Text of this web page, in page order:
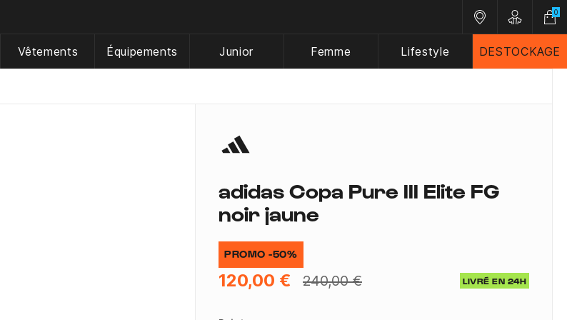
Nos magasins
Customer
0
Vêtements Équipements Junior Femme Lifestyle DESTOCKAGE
adidas Copa Pure III Elite FG
noir jaune
PROMO -50%
120,00 € 240,00 € LIVRÉ EN 24H